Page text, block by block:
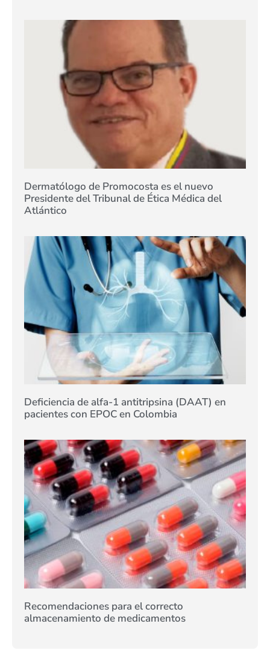
Dermatólogo de Promocosta es el nuevo
Presidente del Tribunal de Ética Médica del
Atlántico
Deficiencia de alfa-1 antitripsina (DAAT) en
pacientes con EPOC en Colombia
Recomendaciones para el correcto
almacenamiento de medicamentos